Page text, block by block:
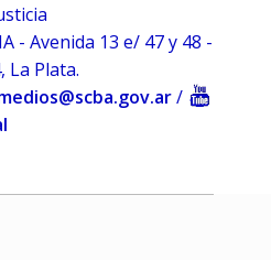
- Avenida 13 e/ 47 y 48 -
La Plata.
/